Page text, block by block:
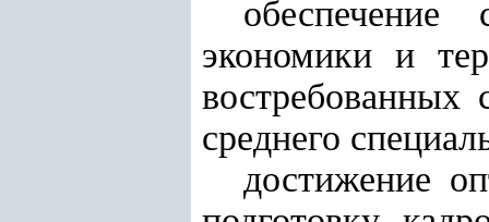
обеспечение
экономики и
востребованных
среднего
достижение